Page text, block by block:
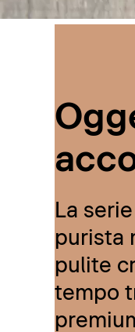
La
purista
pulite
tempo